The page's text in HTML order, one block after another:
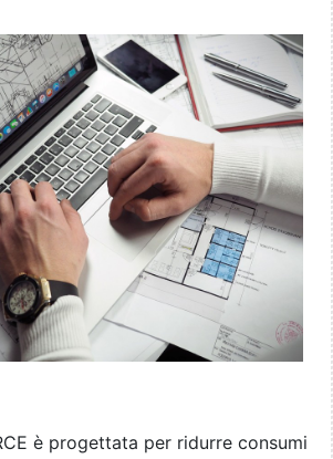
è progettata per ridurre consumi